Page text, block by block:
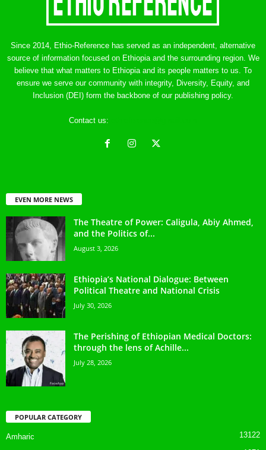
Since 2014, Ethio-Reference has served as an independent, alternative
source of information focused on Ethiopia and the surrounding region. We
believe that what matters to Ethiopia and its people matters to us. To
ensure we serve our community with integrity, Diversity, Equity, and
Inclusion (DEI) form the backbone of our publishing policy.
Contact us:
EVEN MORE NEWS
The Theatre of Power: Caligula, Abiy Ahmed,
and the Politics of...
August 3, 2026
Ethiopia’s National Dialogue: Between
Political Theatre and National Crisis
July 30, 2026
The Perishing of Ethiopian Medical Doctors:
through the lens of Achille...
July 28, 2026
POPULAR CATEGORY
Amharic
13122